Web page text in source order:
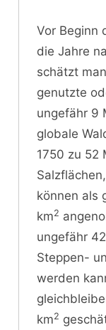
Vor Beginn
die Jahre
schätzt
genutzte
ungefähr 9
globale
1750 zu 52
können als
km2
ungefähr
Steppen-
werden
km2